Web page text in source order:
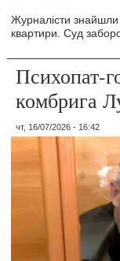
Журналісти знайшли
квартири. Суд
Психопат-
комбрига
чт, 16/07/2026 - 16:42